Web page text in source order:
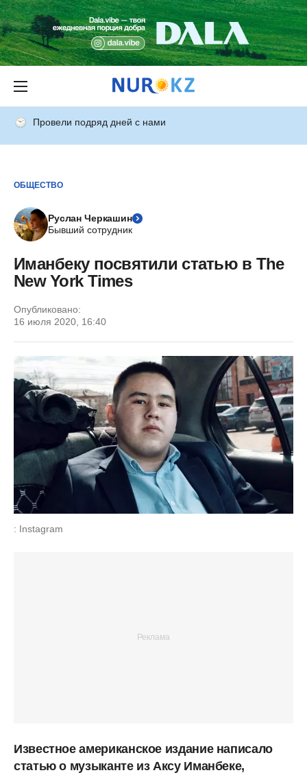
Провели подряд дней с нами
ОБЩЕСТВО
Руслан Черкашин
Бывший сотрудник
Иманбеку посвятили статью в The
New York Times
Опубликовано:
16 июля 2020, 16:40
: Instagram
Известное американское издание написало
статью о музыканте из Аксу Иманбеке,